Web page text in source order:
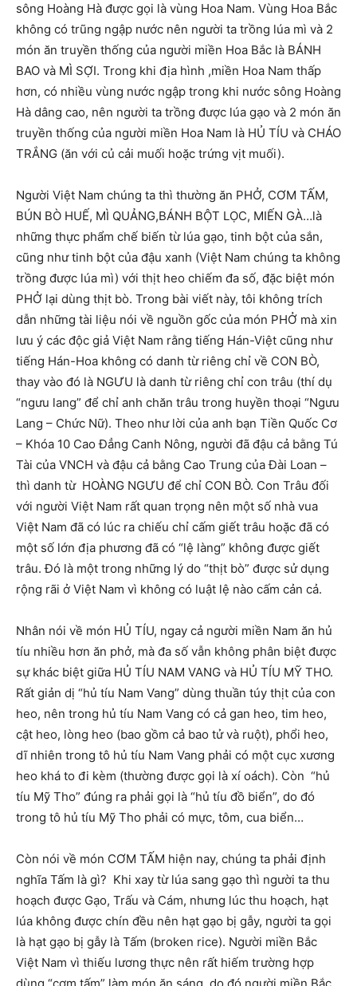
sông Hoàng Hà được gọi là vùng Hoa Nam. Vùng Hoa Bắc
không có trũng ngập nước nên người ta trồng lúa mì và 2
món ăn truyền thống của người miền Hoa Bắc là BÁNH
BAO và MÌ SỢI. Trong khi địa hình ,miền Hoa Nam thấp
hơn, có nhiều vùng nước ngập trong khi nước sông Hoàng
Hà dâng cao, nên người ta trồng được lúa gạo và 2 món ăn
truyền thống của người miền Hoa Nam là HỦ TÍU và CHÁO
TRẮNG (ăn với củ cải muối hoặc trứng vịt muối).
Người Việt Nam chúng ta thì thường ăn PHỞ, CƠM TẤM,
BÚN BÒ HUẾ, MÌ QUẢNG,BÁNH BỘT LỌC, MIẾN GÀ…là
những thực phẩm chế biến từ lúa gạo, tinh bột của sắn,
cũng như tinh bột của đậu xanh (Việt Nam chúng ta không
trồng được lúa mì) với thịt heo chiếm đa số, đặc biệt món
PHỞ lại dùng thịt bò. Trong bài viết này, tôi không trích
dẫn những tài liệu nói về nguồn gốc của món PHỞ mà xin
lưu ý các độc giả Việt Nam rằng tiếng Hán-Việt cũng như
tiếng Hán-Hoa không có danh từ riêng chỉ về CON BÒ,
thay vào đó là NGƯU là danh từ riêng chỉ con trâu (thí dụ
“ngưu lang” để chỉ anh chăn trâu trong huyền thoại “Ngưu
Lang – Chức Nữ). Theo như lời của anh bạn Tiền Quốc Cơ
– Khóa 10 Cao Đẳng Canh Nông, người đã đậu cả bằng Tú
Tài của VNCH và đậu cả bằng Cao Trung của Đài Loan –
thì danh từ HOÀNG NGƯU để chỉ CON BÒ. Con Trâu đối
với người Việt Nam rất quan trọng nên một số nhà vua
Việt Nam đã có lúc ra chiếu chỉ cấm giết trâu hoặc đã có
một số lớn địa phương đã có “lệ làng” không được giết
trâu. Đó là một trong những lý do “thịt bò” được sử dụng
rộng rãi ở Việt Nam vì không có luật lệ nào cấm cản cả.
Nhân nói về món HỦ TÍU, ngay cả người miền Nam ăn hủ
tíu nhiều hơn ăn phở, mà đa số vẫn không phân biệt được
sự khác biệt giữa HỦ TÍU NAM VANG và HỦ TÍU MỸ THO.
Rất giản dị “hủ tíu Nam Vang” dùng thuần túy thịt của con
heo, nên trong hủ tíu Nam Vang có cả gan heo, tim heo,
cật heo, lòng heo (bao gồm cả bao tử và ruột), phổi heo,
dĩ nhiên trong tô hủ tíu Nam Vang phải có một cục xương
heo khá to đi kèm (thường được gọi là xí oách). Còn “hủ
tíu Mỹ Tho” đúng ra phải gọi là “hủ tíu đồ biển”, do đó
trong tô hủ tíu Mỹ Tho phải có mực, tôm, cua biển…
Còn nói về món CƠM TẤM hiện nay, chúng ta phải định
nghĩa Tấm là gì? Khi xay từ lúa sang gạo thì người ta thu
hoạch được Gạo, Trấu và Cám, nhưng lúc thu hoạch, hạt
lúa không được chín đều nên hạt gạo bị gẫy, người ta gọi
là hạt gạo bị gẫy là Tấm (broken rice). Người miền Bắc
Việt Nam vì thiếu lương thực nên rất hiếm trường hợp